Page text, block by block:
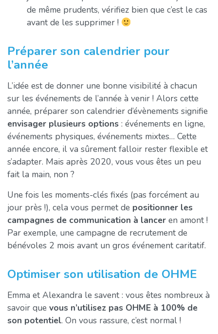
de même prudents, vérifiez bien que c’est le cas
avant de les supprimer !
Préparer son calendrier pour
l’année
L’idée est de donner une bonne visibilité à chacun
sur les événements de l’année à venir ! Alors cette
année, préparer son calendrier d’évènements signifie
envisager plusieurs options : événements en ligne,
événements physiques, événements mixtes… Cette
année encore, il va sûrement falloir rester flexible et
s’adapter. Mais après 2020, vous vous êtes un peu
fait la main, non ?
Une fois les moments-clés fixés (pas forcément au
jour près !), cela vous permet de positionner les
campagnes de communication à lancer en amont !
Par exemple, une campagne de recrutement de
bénévoles 2 mois avant un gros événement caritatif.
Optimiser son utilisation de OHME
Emma et Alexandra le savent : vous êtes nombreux à
savoir que vous n’utilisez pas OHME à 100% de
son potentiel. On vous rassure, c’est normal !